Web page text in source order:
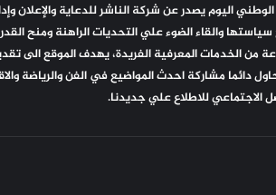
اليوم يصدر عن شركة الناشر للدعاية والإعلان
والقاء الضوء علي التحديات الراهنة ومنح
من الخدمات المعرفية الفريدة، يهدف الموقع الى
دائما مشاركة احدث المواضيع في الفن والرياضة
الاجتماعي للاطلاع علي جديدنا.